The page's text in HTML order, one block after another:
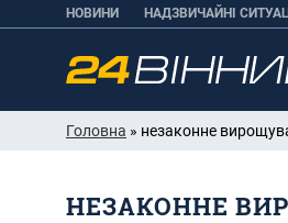
НОВИНИ НАДЗВИЧАЙНІ
Головна » незаконне
НЕЗАКОННЕ